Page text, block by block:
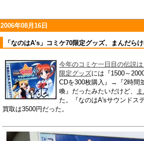
2006年08月16日
「なのはA's」コミケ70限定グッズ、まんだら
今年のコミケ一日目の伝説
限定グッズには『1500～
CDを300枚購入』→『2時間
喚』だったみたいだけど、
た。『なのはA'sサウンドス
買取は3500円だった。